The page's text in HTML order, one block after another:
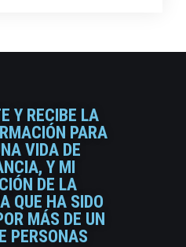
Y RECIBE LA
PARA
VIDA DE
Y MI
DE LA
QUE HA SIDO
MÁS DE UN
PERSONAS